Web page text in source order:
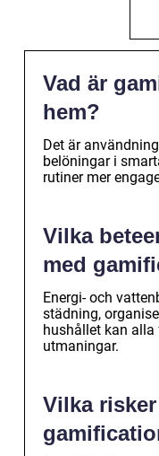
Vad är
hem?
Det är
belöningar i
rutiner mer
Vilka
med
Energi- och
städning,
hushållet kan
utmaningar.
Vilka